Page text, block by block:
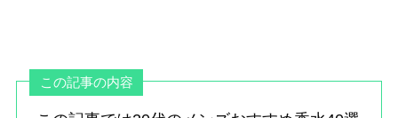
この記事の内容